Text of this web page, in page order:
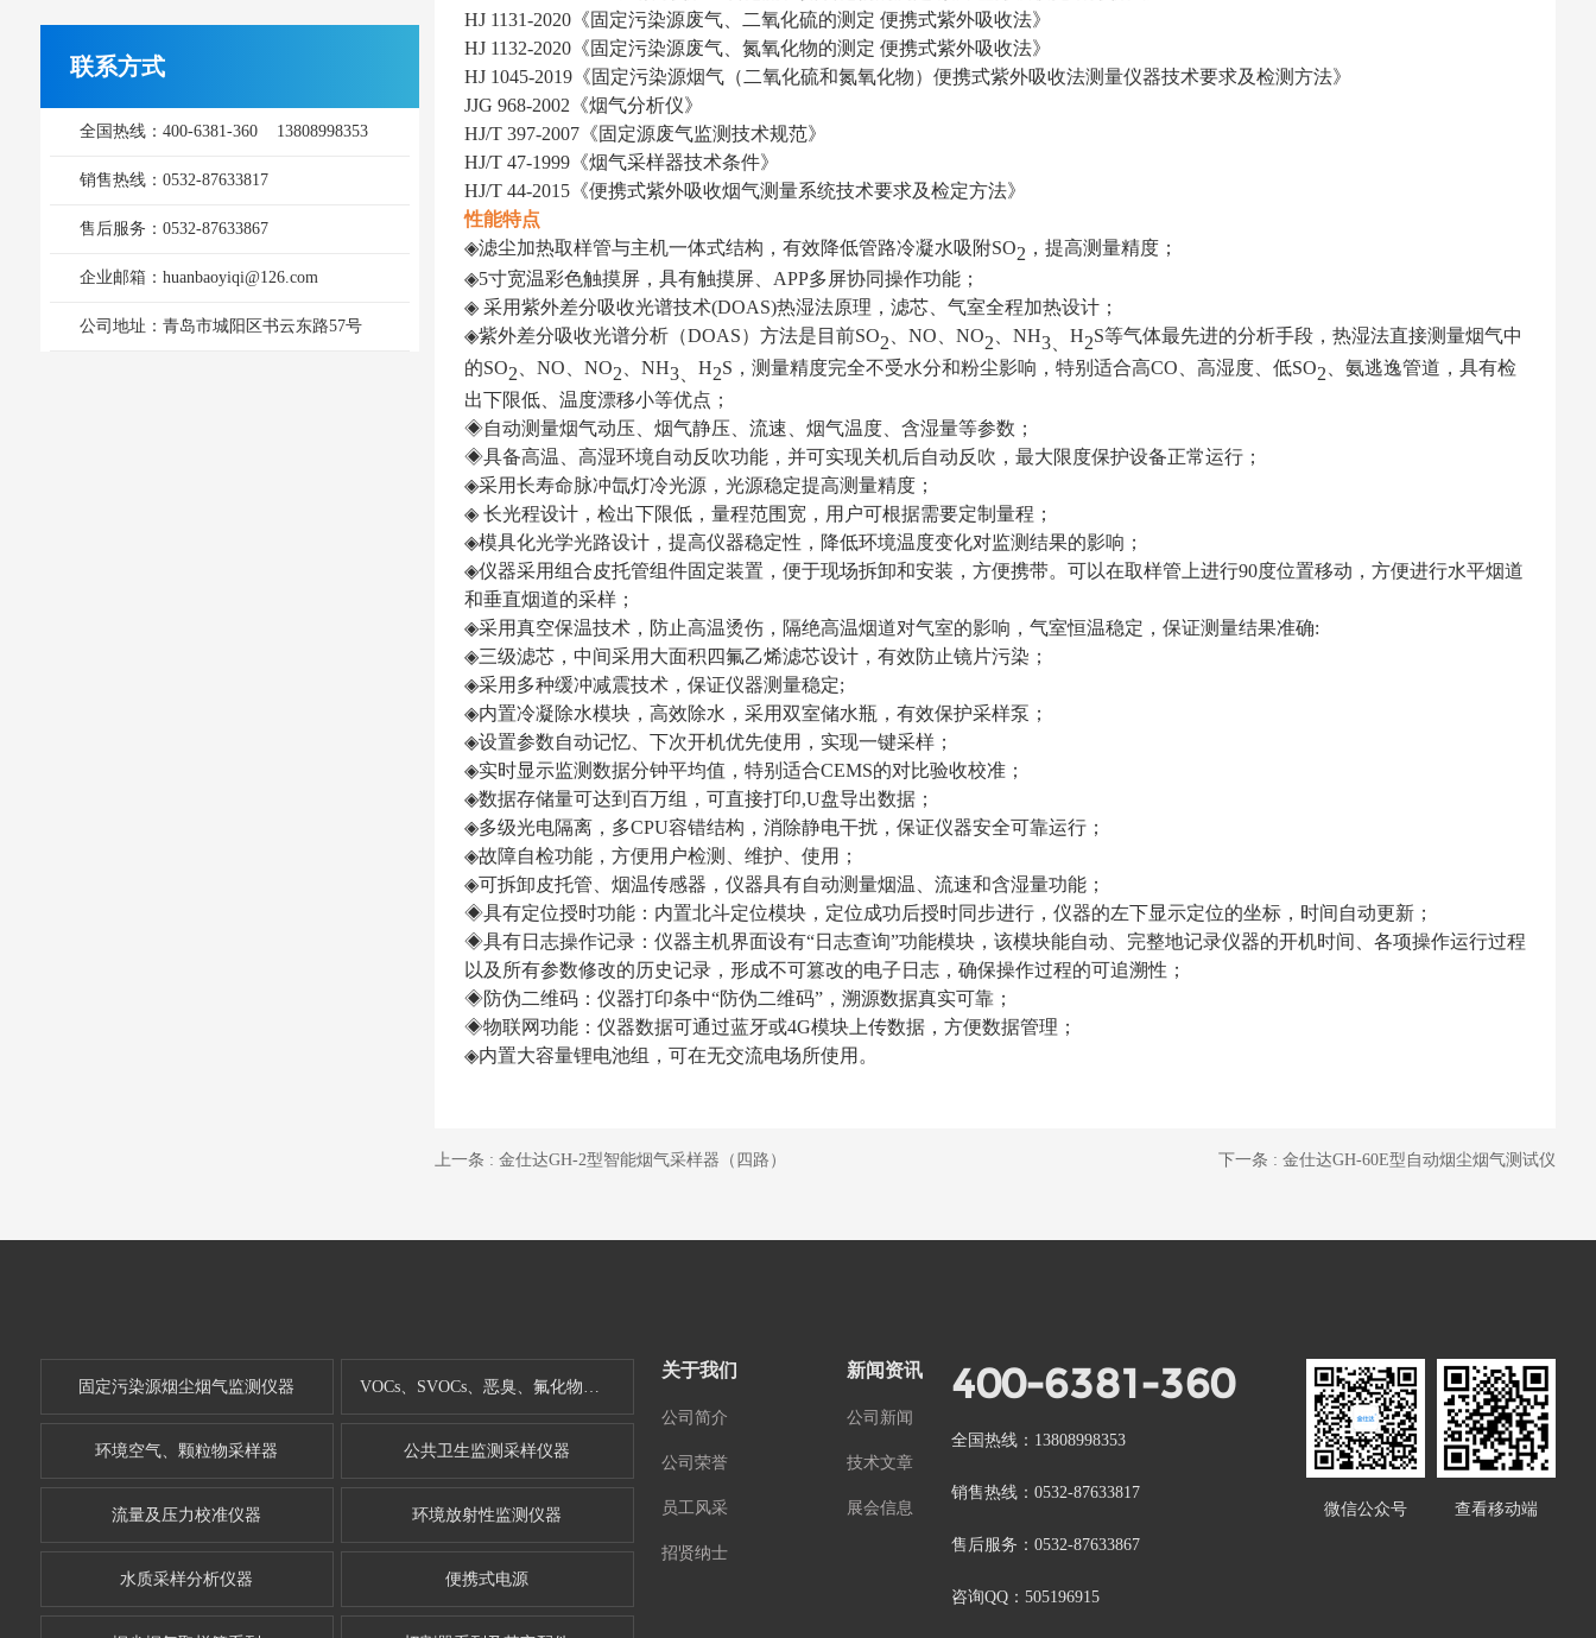
联系方式
全国热线：400-6381-360 13808998353
销售热线：0532-87633817
售后服务：0532-87633867
企业邮箱：huanbaoyiqi@126.com
公司地址：青岛市城阳区书云东路57号
HJ 1131-2020《固定污染源废气、二氧化硫的测定 便携式紫外吸收法》
HJ 1132-2020《固定污染源废气、氮氧化物的测定 便携式紫外吸收法》
HJ 1045-2019《固定污染源烟气（二氧化硫和氮氧化物）便携式紫外吸收法测量仪器技术要求及检测方法》
JJG 968-2002《烟气分析仪》
HJ/T 397-2007《固定源废气监测技术规范》
HJ/T 47-1999《烟气采样器技术条件》
HJ/T 44-2015《便携式紫外吸收烟气测量系统技术要求及检定方法》
性能特点
◈滤尘加热取样管与主机一体式结构，有效降低管路冷凝水吸附SO2 ，提高测量精度；
◈5寸宽温彩色触摸屏，具有触摸屏、APP多屏协同操作功能；
◈ 采用紫外差分吸收光谱技术(DOAS)热湿法原理，滤芯、气室全程加热设计；
◈紫外差分吸收光谱分析（DOAS）方法是目前SO2 NO、NO2 NH3、 H2S等气体最先进的分析手段，热湿法直接测量烟气中
的SO2 NO、NO2 NH3、 H2S ，测量精度完全不受水分和粉尘影响，特别适合高CO、高湿度、低SO2 、氨逃逸管道，具有检
出下限低、温度漂移小等优点；
◈自动测量烟气动压、烟气静压、流速、烟气温度、含湿量等参数 ；
◈具备高温、高湿环境自动反吹功能，并可实现关机后自动反吹，最大限度保护设备正常运行；
◈采用长寿命脉冲氙灯冷光源，光源稳定提高测量精度；
◈ 长光程设计，检出下限低，量程范围宽，用户可根据需要定制量程；
◈模具化光学光路设计，提高仪器稳定性，降低环境温度变化对监测结果的影响；
◈仪器采用组合皮托管组件固定装置，便于现场拆卸和安装，方便携带。可以在取样管上进行90度位置移动，方便进行水平烟道
和垂直烟道的采样；
◈采用真空保温技术，防止高温烫伤，隔绝高温烟道对气室的影响，气室恒温稳定，保证测量结果准确:
◈三级滤芯，中间采用大面积四氟乙烯滤芯设计，有效防止镜片污染；
◈采用多种缓冲减震技术，保证仪器测量稳定;
◈内置冷凝除水模块，高效除水，采用双室储水瓶，有效保护采样泵；
◈设置参数自动记忆、下次开机优先使用，实现一键采样；
◈实时显示监测数据分钟平均值，特别适合CEMS的对比验收校准；
◈数据存储量可达到百万组，可直接打印,U盘导出数据；
◈多级光电隔离，多CPU容错结构，消除静电干扰，保证仪器安全可靠运行；
◈故障自检功能，方便用户检测、维护、使用；
◈可拆卸皮托管、烟温传感器，仪器具有自动测量烟温、流速和含湿量功能；
◈具有定位授时功能：内置北斗定位模块，定位成功后授时同步进行，仪器的左下显示定位的坐标，时间自动更新；
◈具有日志操作记录：仪器主机界面设有“日志查询”功能模块，该模块能自动、完整地记录仪器的开机时间、各项操作运行过程
以及所有参数修改的历史记录，形成不可篡改的电子日志，确保操作过程的可追溯性；
◈防伪二维码：仪器打印条中“防伪二维码”，溯源数据真实可靠；
◈物联网功能：仪器数据可通过蓝牙或4G模块上传数据，方便数据管理；
◈内置大容量锂电池组，可在无交流电场所使用。
上一条 : 金仕达GH-2型智能烟气采样器（四路） 下一条 : 金仕达GH-60E型自动烟尘烟气测试仪
固定污染源烟尘烟气监测仪器
环境空气、颗粒物采样器 公共卫生监测采样仪器
流量及压力校准仪器 环境放射性监测仪器
水质采样分析仪器 便携式电源
关于我们
公司简介
公司荣誉
员工风采
招贤纳士
新闻资讯
公司新闻
技术文章
展会信息
400-6381-360
全国热线：13808998353
销售热线：0532-87633817
售后服务：0532-87633867
咨询QQ：505196915
微信公众号 查看移动端